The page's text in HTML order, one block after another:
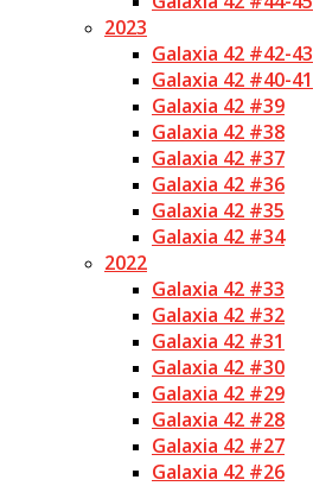
2023
Galaxia 42 #42-43
Galaxia 42 #40-41
Galaxia 42 #39
Galaxia 42 #38
Galaxia 42 #37
Galaxia 42 #36
Galaxia 42 #35
Galaxia 42 #34
2022
Galaxia 42 #33
Galaxia 42 #32
Galaxia 42 #31
Galaxia 42 #30
Galaxia 42 #29
Galaxia 42 #28
Galaxia 42 #27
Galaxia 42 #26